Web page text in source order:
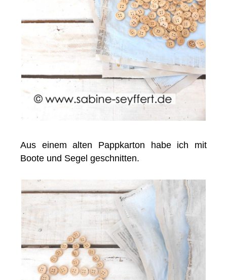
Aus einem alten Pappkarton habe ich mit
Boote und Segel geschnitten.